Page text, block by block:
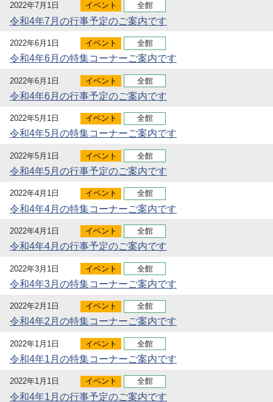
2022年7月1日 イベント 全館
令和4年7月の行事予定のご案内です
2022年6月1日 イベント 全館
令和4年6月の特集コーナーご案内です
2022年6月1日 イベント 全館
令和4年6月の行事予定のご案内です
2022年5月1日 イベント 全館
令和4年5月の特集コーナーご案内です
2022年5月1日 イベント 全館
令和4年5月の行事予定のご案内です
2022年4月1日 イベント 全館
令和4年4月の特集コーナーご案内です
2022年4月1日 イベント 全館
令和4年4月の行事予定のご案内です
2022年3月1日 イベント 全館
令和4年3月の特集コーナーご案内です
2022年2月1日 イベント 全館
令和4年2月の特集コーナーご案内です
2022年1月1日 イベント 全館
令和4年1月の特集コーナーご案内です
2022年1月1日 イベント 全館
令和4年1月の行事予定のご案内です